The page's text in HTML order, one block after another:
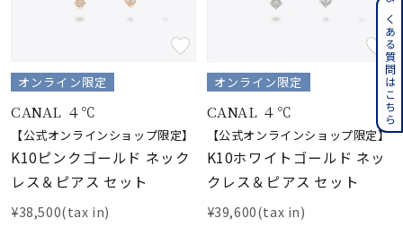
オンライン限定
CANAL ４℃
【公式オンラインショップ限定】
K10ピンクゴールド ネック
レス＆ピアス セット
¥38,500(tax in)
オンライン限定
CANAL ４℃
【公式オンラインショップ限定】
K10ホワイトゴールド ネッ
クレス＆ピアス セット
¥39,600(tax in)
よくある質問はこちら